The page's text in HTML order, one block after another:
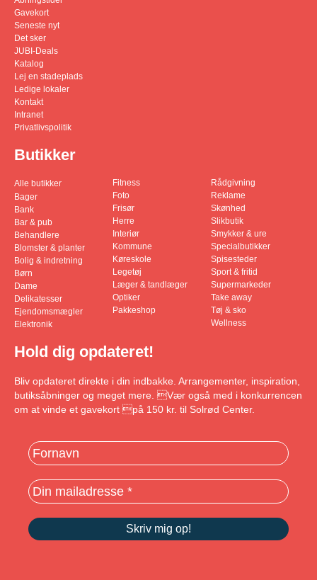
Gavekort
Seneste nyt
Det sker
JUBI-Deals
Katalog
Lej en stadeplads
Ledige lokaler
Kontakt
Intranet
Privatlivspolitik
Butikker
Alle butikker
Bager
Bank
Bar & pub
Behandlere
Blomster & planter
Bolig & indretning
Børn
Dame
Delikatesser
Ejendomsmægler
Elektronik
Fitness
Foto
Frisør
Herre
Interiør
Kommune
Køreskole
Legetøj
Læger & tandlæger
Optiker
Pakkeshop
Rådgivning
Reklame
Skønhed
Slikbutik
Smykker & ure
Specialbutikker
Spisesteder
Sport & fritid
Supermarkeder
Take away
Tøj & sko
Wellness
Hold dig opdateret!
Bliv opdateret direkte i din indbakke. Arrangementer, inspiration,
butiksåbninger og meget mere. Vær også med i konkurrencen
om at vinde et gavekort på 150 kr. til Solrød Center.